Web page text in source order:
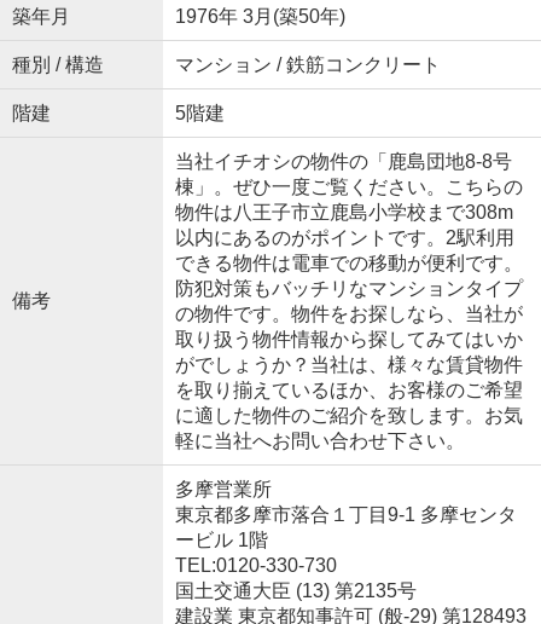
築年月 1976年 3月(築50年)
種別 / 構造 マンション / 鉄筋コンクリート
階建 5階建
備考
当社イチオシの物件の「鹿島団地8-8号
棟」。ぜひ一度ご覧ください。こちらの
物件は八王子市立鹿島小学校まで308m
以内にあるのがポイントです。2駅利用
できる物件は電車での移動が便利です。
防犯対策もバッチリなマンションタイプ
の物件です。物件をお探しなら、当社が
取り扱う物件情報から探してみてはいか
がでしょうか？当社は、様々な賃貸物件
を取り揃えているほか、お客様のご希望
に適した物件のご紹介を致します。お気
軽に当社へお問い合わせ下さい。
多摩営業所
東京都多摩市落合１丁目9-1 多摩センタ
ービル 1階
TEL:0120-330-730
国土交通大臣 (13) 第2135号
建設業 東京都知事許可 (般-29) 第128493